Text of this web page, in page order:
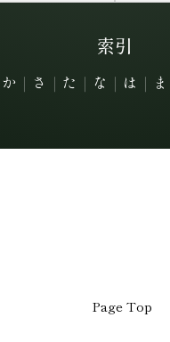
索引
か ｜ さ ｜ た ｜ な ｜ は ｜ ま
Page Top